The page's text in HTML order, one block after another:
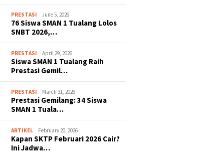
PRESTASI June 5, 2026
76 Siswa SMAN 1 Tualang Lolos
SNBT 2026,…
PRESTASI April 29, 2026
Siswa SMAN 1 Tualang Raih
Prestasi Gemil…
PRESTASI March 31, 2026
Prestasi Gemilang: 34 Siswa
SMAN 1 Tuala…
ARTIKEL February 20, 2026
Kapan SKTP Februari 2026 Cair?
Ini Jadwa…